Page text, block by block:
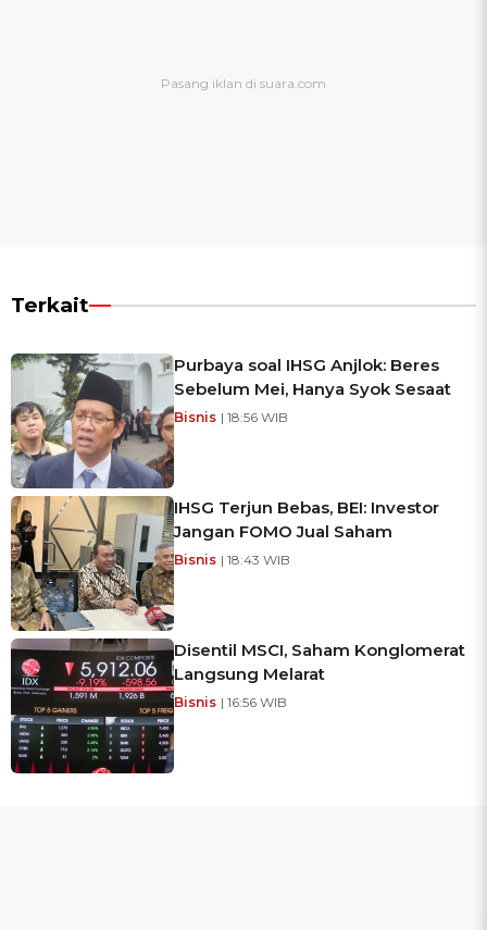
Terkait
Purbaya soal IHSG Anjlok: Beres
Sebelum Mei, Hanya Syok Sesaat
Bisnis | 18:56 WIB
IHSG Terjun Bebas, BEI: Investor
Jangan FOMO Jual Saham
Bisnis | 18:43 WIB
Disentil MSCI, Saham Konglomerat
Langsung Melarat
Bisnis | 16:56 WIB